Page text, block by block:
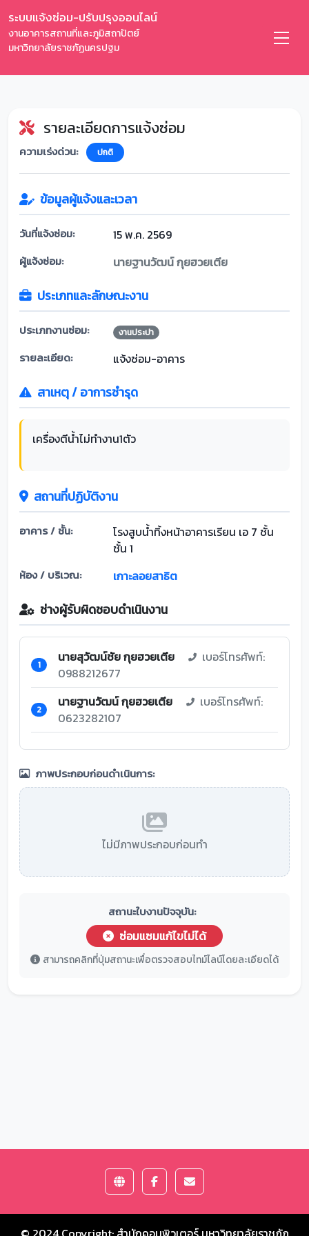
ระบบแจ้งซ่อม-ปรับปรุงออนไลน์
งานอาคารสถานที่และภูมิสถาปัตย์
มหาวิทยาลัยราชภัฏนครปฐม
รายละเอียดการแจ้งซ่อม
ความเร่งด่วน: ปกติ
ข้อมูลผู้แจ้งและเวลา
วันที่แจ้งซ่อม: 15 พ.ค. 2569
ผู้แจ้งซ่อม: นายฐานวัฒน์ กุยฮวยเตีย
ประเภทและลักษณะงาน
ประเภทงานซ่อม: งานประปา
รายละเอียด: แจ้งซ่อม-อาคาร
สาเหตุ / อาการชำรุด
เครื่องตีน้ำไม่ทำงาน1ตัว
สถานที่ปฏิบัติงาน
อาคาร / ชั้น:
โรงสูบน้ำทิ้งหน้าอาคารเรียน เอ 7 ชั้น
ชั้น 1
ห้อง / บริเวณ: เกาะลอยสาธิต
ช่างผู้รับผิดชอบดำเนินงาน
1 นายสุวัฒน์ชัย กุยฮวยเตีย
เบอร์โทรศัพท์:
0988212677
2 นายฐานวัฒน์ กุยฮวยเตีย
เบอร์โทรศัพท์:
0623282107
ภาพประกอบก่อนดำเนินการ:
ไม่มีภาพประกอบก่อนทำ
สถานะใบงานปัจจุบัน:
ซ่อมแซมแก้ไขไม่ได้
สามารถคลิกที่ปุ่มสถานะเพื่อตรวจสอบไทม์ไลน์โดยละเอียดได้